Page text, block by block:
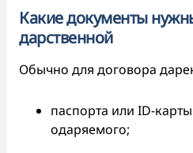
Какие документы
дарственной
Обычно для договора
паспорта или ID-
одаряемого;